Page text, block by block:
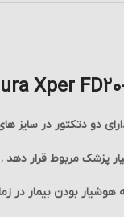
پزشک مربوط قرار دهد .
بودن بیمار در